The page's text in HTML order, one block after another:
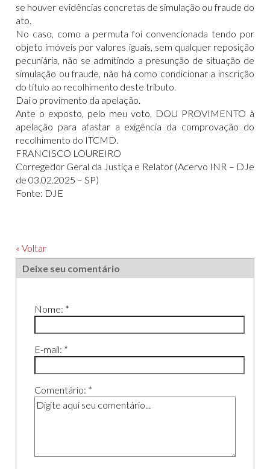
se houver evidências concretas de simulação ou fraude do
ato.
No caso, como a permuta foi convencionada tendo por
objeto imóveis por valores iguais, sem qualquer reposição
pecuniária, não se admitindo a presunção de situação de
simulação ou fraude, não há como condicionar a inscrição
do título ao recolhimento deste tributo.
Daí o provimento da apelação.
Ante o exposto, pelo meu voto, DOU PROVIMENTO à
apelação para afastar a exigência da comprovação do
recolhimento do ITCMD.
FRANCISCO LOUREIRO
Corregedor Geral da Justiça e Relator (Acervo INR – DJe
de 03.02.2025 – SP)
Fonte: DJE
« Voltar
Deixe seu comentário
Nome: *
E-mail: *
Comentário: *